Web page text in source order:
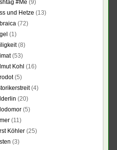
#Me (9)
und Hetze (13)
(72)
(1)
(8)
(53)
Kohl (16)
(5)
(4)
(20)
(5)
(11)
Köhler (25)
(3)